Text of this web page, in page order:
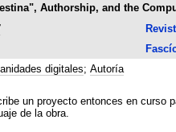
Authorship, and the
digitales; Autoría
un proyecto entonces en curso
de la obra.